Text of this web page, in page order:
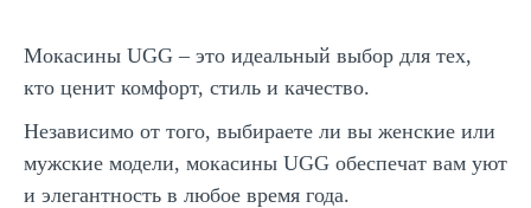
Мокасины UGG – это идеальный выбор для тех,
кто ценит комфорт, стиль и качество.
Независимо от того, выбираете ли вы женские или
мужские модели, мокасины UGG обеспечат вам уют
и элегантность в любое время года.